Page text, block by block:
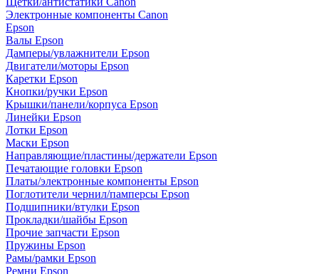
Электронные компоненты Canon
Epson
Валы Epson
Дамперы/увлажнители Epson
Двигатели/моторы Epson
Каретки Epson
Кнопки/ручки Epson
Крышки/панели/корпуса Epson
Линейки Epson
Лотки Epson
Маски Epson
Направляющие/пластины/держатели Epson
Печатающие головки Epson
Платы/электронные компоненты Epson
Поглотители чернил/памперсы Epson
Подшипники/втулки Epson
Прокладки/шайбы Epson
Прочие запчасти Epson
Пружины Epson
Рамы/рамки Epson
Ремни Epson